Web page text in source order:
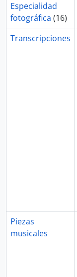
Especialidad
fotográfica (16)
Transcripciones
Piezas
musicales